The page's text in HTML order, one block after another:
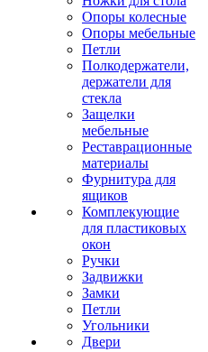
Опоры колесные
Опоры мебельные
Петли
Полкодержатели,
держатели для
стекла
Защелки
мебельные
Реставрационные
материалы
Фурнитура для
ящиков
Комплекующие
для пластиковых
окон
Ручки
Задвижки
Замки
Петли
Угольники
Двери